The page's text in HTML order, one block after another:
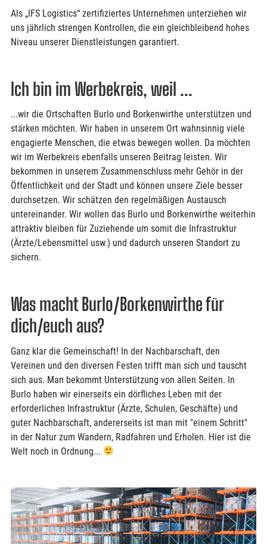
Als „IFS Logistics“ zertifiziertes Unternehmen unterziehen wir
uns jährlich strengen Kontrollen, die ein gleichbleibend hohes
Niveau unserer Dienstleistungen garantiert.
Ich bin im Werbekreis, weil ...
...wir die Ortschaften Burlo und Borkenwirthe unterstützen und
stärken möchten. Wir haben in unserem Ort wahnsinnig viele
engagierte Menschen, die etwas bewegen wollen. Da möchten
wir im Werbekreis ebenfalls unseren Beitrag leisten. Wir
bekommen in unserem Zusammenschluss mehr Gehör in der
Öffentlichkeit und der Stadt und können unsere Ziele besser
durchsetzen. Wir schätzen den regelmäßigen Austausch
untereinander. Wir wollen das Burlo und Borkenwirthe weiterhin
attraktiv bleiben für Zuziehende um somit die Infrastruktur
(Ärzte/Lebensmittel usw.) und dadurch unseren Standort zu
sichern.
Was macht Burlo/Borkenwirthe für
dich/euch aus?
Ganz klar die Gemeinschaft! In der Nachbarschaft, den
Vereinen und den diversen Festen trifft man sich und tauscht
sich aus. Man bekommt Unterstützung von allen Seiten. In
Burlo haben wir einerseits ein dörfliches Leben mit der
erforderlichen Infrastruktur (Ärzte, Schulen, Geschäfte) und
guter Nachbarschaft, andererseits ist man mit "einem Schritt"
in der Natur zum Wandern, Radfahren und Erholen. Hier ist die
Welt noch in Ordnung...